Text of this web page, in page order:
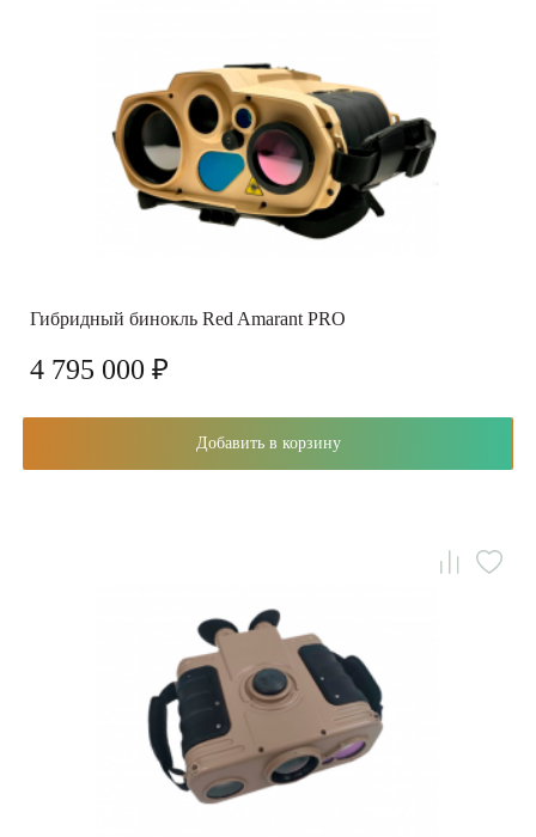
Гибридный бинокль Red Amarant PRO
4 795 000 ₽
Добавить в корзину